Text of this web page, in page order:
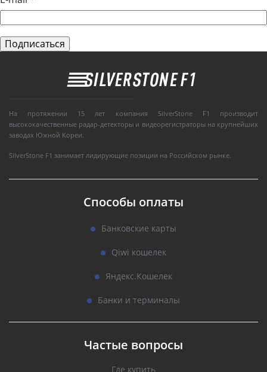
На протяжении 15 лет компания SilverStone F1 производит
высококачественные радар-детекторы и видеорегистраторы на крупнейших
заводах Южной Кореи.
SilverStone F1 занимает лидирующие позиции на Российском рынке.
Способы оплаты
Банковские карты
Qiwi кошелек
Яндекс.Кошелек
Банки и терминалы
Частые вопросы
Где купить